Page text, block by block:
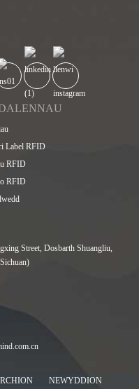
Label RFID
RFID
RFID
Street, Dosbarth Shuangliu,
NEWYDDION